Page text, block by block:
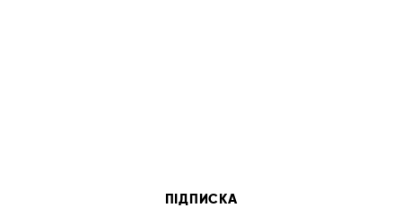
ПІДПИСКА